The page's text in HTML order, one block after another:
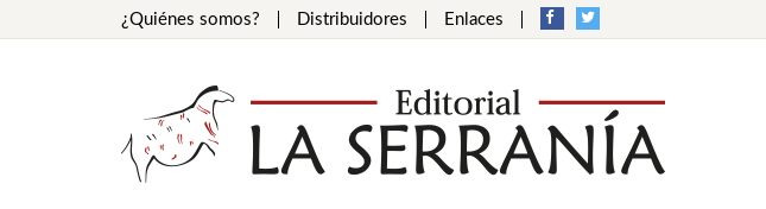
¿Quiénes somos? Distribuidores Enlaces